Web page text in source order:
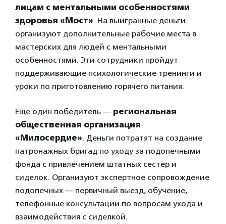
лицам с ментальными особенностями
здоровья «Мост». На выигранные деньги
организуют дополнительные рабочие места в
мастерских для людей с ментальными
особенностями. Эти сотрудники пройдут
поддерживающие психологические тренинги и
уроки по приготовлению горячего питания.
Еще один победитель — региональная
общественная организация
«Милосердие». Деньги потратят на создание
патронажных бригад по уходу за подопечными
фонда с привлечением штатных сестер и
сиделок. Организуют экспертное сопровождение
подопечных — первичный выезд, обучение,
телефонные консультации по вопросам ухода и
взаимодействия с сиделкой.